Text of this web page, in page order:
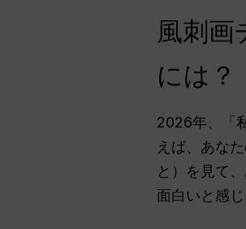
風刺画
には？
2026年、「
えば、あな
と）を見て
面白いと感